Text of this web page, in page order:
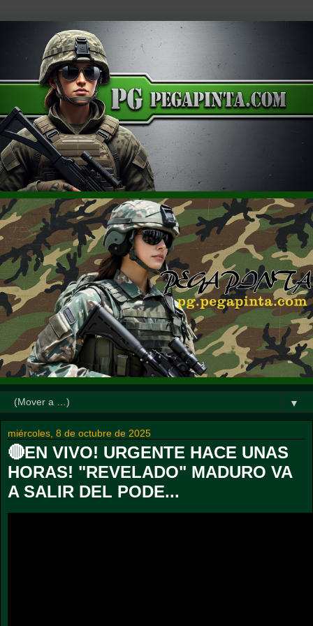
▼
miércoles, 8 de octubre de 2025
🔴EN VIVO! URGENTE HACE UNAS
HORAS! "REVELADO" MADURO VA
A SALIR DEL PODE...